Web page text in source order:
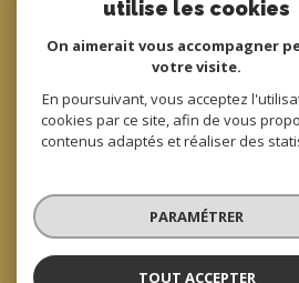
Traduction powered by
Nos honoraires
utilise les cookies
On aimerait vous accompagner
votre visite.
En poursuivant, vous acceptez
cookies par ce site, afin de vous
contenus adaptés et réaliser des
PARAMÉTRER
TOUT ACCEPTER